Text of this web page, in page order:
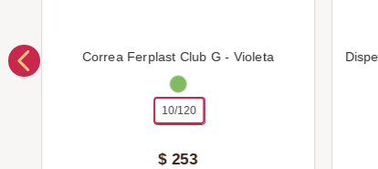
Correa Ferplast Club G - Violeta
10/120
$ 253